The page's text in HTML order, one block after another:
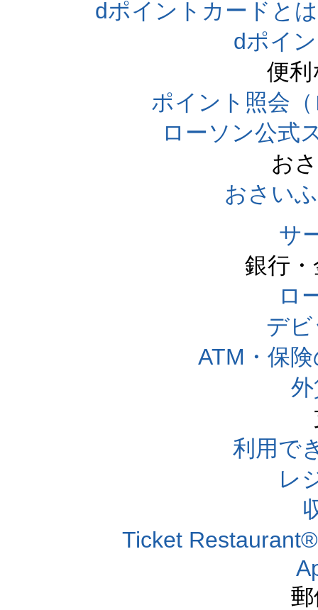
dポイントカードと
dポイ
便
ポイント照会
ローソン公式
お
おさい
サ
銀行
ロ
デ
ATM・保
利用で
レ
Ticket